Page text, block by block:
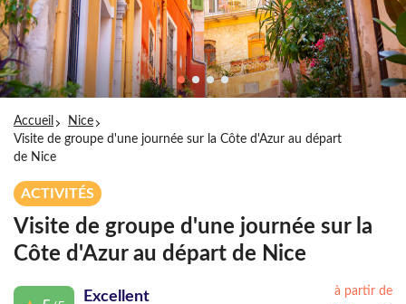
Accueil
Nice
Visite de groupe d'une journée sur la Côte d'Azur au départ
de Nice
ACTIVITÉS
Visite de groupe d'une journée sur la
Côte d'Azur au départ de Nice
Excellent à partir de